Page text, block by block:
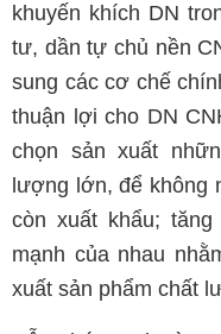
khuyến khích DN
tư, dần tự chủ nền
sung các cơ chế
thuận lợi cho DN
chọn sản xuất
lượng lớn, để không
còn xuất khẩu;
mạnh của nhau
xuất sản phẩm chất